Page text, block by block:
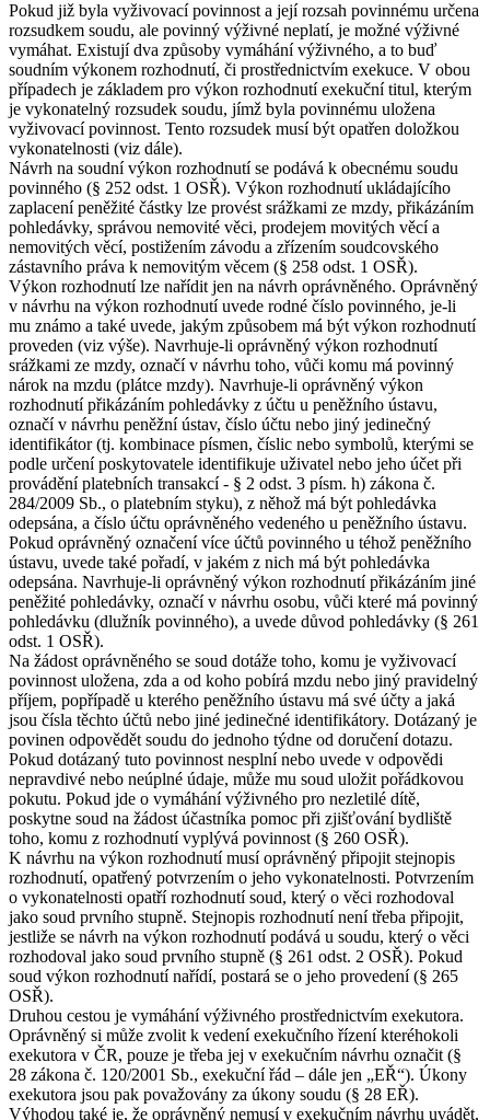
Pokud již byla vyživovací povinnost a její rozsah povinnému určena
rozsudkem soudu, ale povinný výživné neplatí, je možné výživné
vymáhat. Existují dva způsoby vymáhání výživného, a to buď
soudním výkonem rozhodnutí, či prostřednictvím exekuce. V obou
případech je základem pro výkon rozhodnutí exekuční titul, kterým
je vykonatelný rozsudek soudu, jímž byla povinnému uložena
vyživovací povinnost. Tento rozsudek musí být opatřen doložkou
vykonatelnosti (viz dále).
Návrh na soudní výkon rozhodnutí se podává k obecnému soudu
povinného (§ 252 odst. 1 OSŘ). Výkon rozhodnutí ukládajícího
zaplacení peněžité částky lze provést srážkami ze mzdy, přikázáním
pohledávky, správou nemovité věci, prodejem movitých věcí a
nemovitých věcí, postižením závodu a zřízením soudcovského
zástavního práva k nemovitým věcem (§ 258 odst. 1 OSŘ).
Výkon rozhodnutí lze nařídit jen na návrh oprávněného. Oprávněný
v návrhu na výkon rozhodnutí uvede rodné číslo povinného, je-li
mu známo a také uvede, jakým způsobem má být výkon rozhodnutí
proveden (viz výše). Navrhuje-li oprávněný výkon rozhodnutí
srážkami ze mzdy, označí v návrhu toho, vůči komu má povinný
nárok na mzdu (plátce mzdy). Navrhuje-li oprávněný výkon
rozhodnutí přikázáním pohledávky z účtu u peněžního ústavu,
označí v návrhu peněžní ústav, číslo účtu nebo jiný jedinečný
identifikátor (tj. kombinace písmen, číslic nebo symbolů, kterými se
podle určení poskytovatele identifikuje uživatel nebo jeho účet při
provádění platebních transakcí - § 2 odst. 3 písm. h) zákona č.
284/2009 Sb., o platebním styku), z něhož má být pohledávka
odepsána, a číslo účtu oprávněného vedeného u peněžního ústavu.
Pokud oprávněný označení více účtů povinného u téhož peněžního
ústavu, uvede také pořadí, v jakém z nich má být pohledávka
odepsána. Navrhuje-li oprávněný výkon rozhodnutí přikázáním jiné
peněžité pohledávky, označí v návrhu osobu, vůči které má povinný
pohledávku (dlužník povinného), a uvede důvod pohledávky (§ 261
odst. 1 OSŘ).
Na žádost oprávněného se soud dotáže toho, komu je vyživovací
povinnost uložena, zda a od koho pobírá mzdu nebo jiný pravidelný
příjem, popřípadě u kterého peněžního ústavu má své účty a jaká
jsou čísla těchto účtů nebo jiné jedinečné identifikátory. Dotázaný je
povinen odpovědět soudu do jednoho týdne od doručení dotazu.
Pokud dotázaný tuto povinnost nesplní nebo uvede v odpovědi
nepravdivé nebo neúplné údaje, může mu soud uložit pořádkovou
pokutu. Pokud jde o vymáhání výživného pro nezletilé dítě,
poskytne soud na žádost účastníka pomoc při zjišťování bydliště
toho, komu z rozhodnutí vyplývá povinnost (§ 260 OSŘ).
K návrhu na výkon rozhodnutí musí oprávněný připojit stejnopis
rozhodnutí, opatřený potvrzením o jeho vykonatelnosti. Potvrzením
o vykonatelnosti opatří rozhodnutí soud, který o věci rozhodoval
jako soud prvního stupně. Stejnopis rozhodnutí není třeba připojit,
jestliže se návrh na výkon rozhodnutí podává u soudu, který o věci
rozhodoval jako soud prvního stupně (§ 261 odst. 2 OSŘ). Pokud
soud výkon rozhodnutí nařídí, postará se o jeho provedení (§ 265
OSŘ).
Druhou cestou je vymáhání výživného prostřednictvím exekutora.
Oprávněný si může zvolit k vedení exekučního řízení kteréhokoli
exekutora v ČR, pouze je třeba jej v exekučním návrhu označit (§
28 zákona č. 120/2001 Sb., exekuční řád – dále jen „EŘ“). Úkony
exekutora jsou pak považovány za úkony soudu (§ 28 EŘ).
Výhodou také je, že oprávněný nemusí v exekučním návrhu uvádět,